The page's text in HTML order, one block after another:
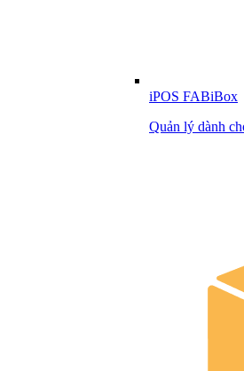
iPOS FABiBox
Quản lý dành